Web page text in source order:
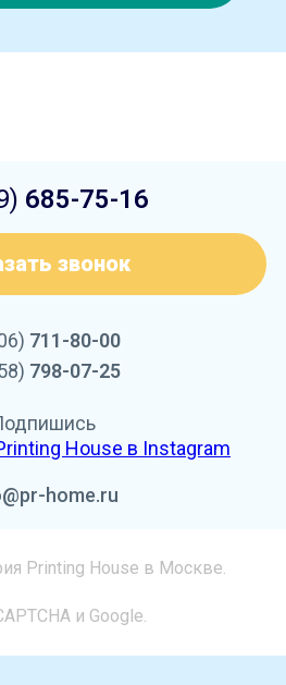
685-75-16
звонок
711-80-00
798-07-25
home.ru
Printing House в Москве.
и Google.